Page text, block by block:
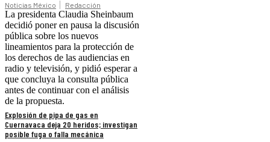
Noticias México Redacción
La presidenta Claudia Sheinbaum
decidió poner en pausa la discusión
pública sobre los nuevos
lineamientos para la protección de
los derechos de las audiencias en
radio y televisión, y pidió esperar a
que concluya la consulta pública
antes de continuar con el análisis
de la propuesta.
Explosión de pipa de gas en
Cuernavaca deja 20 heridos; investigan
posible fuga o falla mecánica